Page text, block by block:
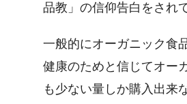
品教」の信仰告白をされ
一般的にオーガニック食
健康のためと信じてオー
も少ない量しか購入出来